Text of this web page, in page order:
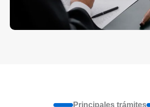
Principales trámites